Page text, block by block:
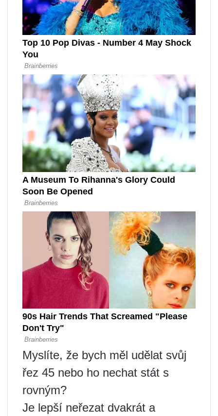
Myslíte, že bych měl udělat svůj
řez 45 nebo ho nechat stát s
rovným?
Je lepší neřezat dvakrát a